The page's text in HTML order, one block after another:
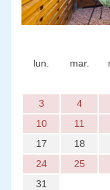
lun.
mar.
3
4
10
11
17
18
24
25
31